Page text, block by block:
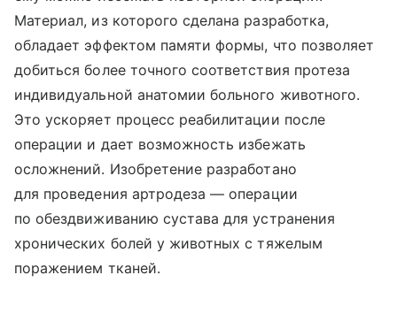
Материал, из которого сделана разработка,
обладает эффектом памяти формы, что позволяет
добиться более точного соответствия протеза
индивидуальной анатомии больного животного.
Это ускоряет процесс реабилитации после
операции и дает возможность избежать
осложнений. Изобретение разработано
для проведения артродеза — операции
по обездвиживанию сустава для устранения
хронических болей у животных с тяжелым
поражением тканей.